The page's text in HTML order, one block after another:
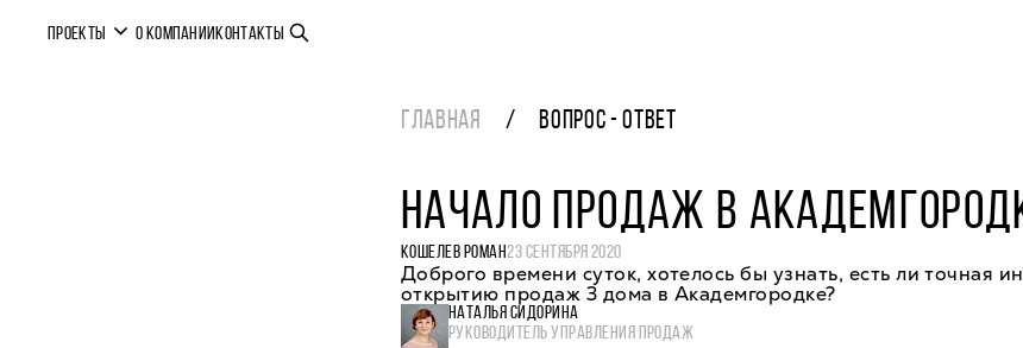
ПРОЕКТЫ О КОМПАНИИКОНТАКТЫ
ГЛАВНАЯ ВОПРОС - ОТВЕТ
НАЧАЛО ПРОДАЖ В
КОШЕЛЕВ РОМАН23 СЕНТЯБРЯ 2020
Доброго времени суток, хотелось бы узнать, есть ли точная
открытию продаж 3 дома в Академгородке?
НАТАЛЬЯ СИДОРИНА
РУКОВОДИТЕЛЬ УПРАВЛЕНИЯ ПРОДАЖ